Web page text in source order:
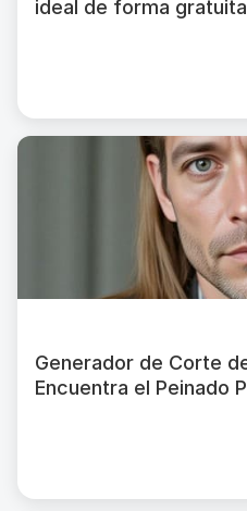
ideal de forma gratuita
Generador de Corte
Encuentra el Peinado